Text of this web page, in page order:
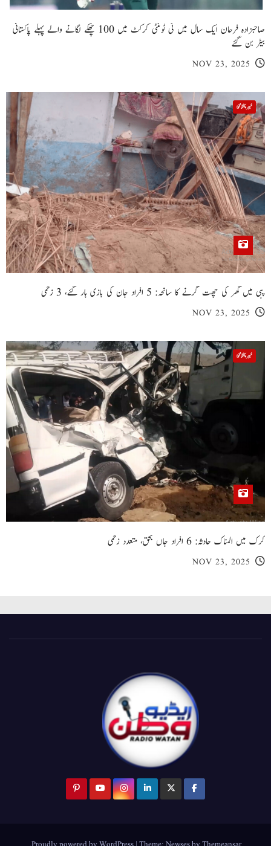
صاحبزادہ فرحان ایک سال میں ٹی ٹوئنٹی کرکٹ میں 100 چھکے لگانے والے پہلے پاکستانی
بیٹر بن گئے
NOV 23, 2025
خیبر پختونخوا
پبی میں گھر کی چھت گرنے کا سانحہ: 5 افراد جان کی بازی ہار گئے، 3 زخمی
NOV 23, 2025
خیبر پختونخوا
کرک میں المناک حادثہ: 6 افراد جاں بحق، متعدد زخمی
NOV 23, 2025